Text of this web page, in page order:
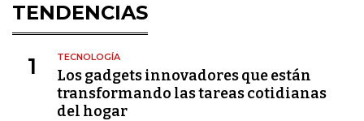
TENDENCIAS
1 TECNOLOGÍA
Los gadgets innovadores que están
transformando las tareas cotidianas
del hogar